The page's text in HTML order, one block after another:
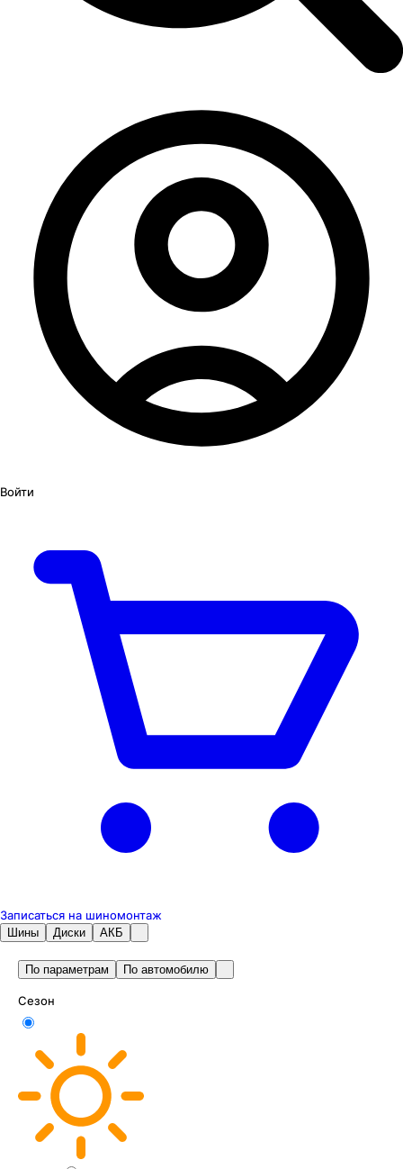
Войти
Записаться на шиномонтаж
Шины Диски АКБ
По параметрам По автомобилю
Сезон